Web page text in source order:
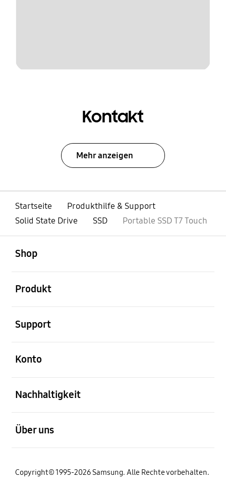
Kontakt
Mehr anzeigen
Startseite
Produkthilfe & Support
Solid State Drive
SSD Portable SSD T7 Touch
Shop
Produkt
Support
Konto
Nachhaltigkeit
Über uns
Copyright© 1995-2026 Samsung. Alle Rechte vorbehalten.